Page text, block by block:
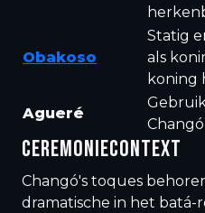
Obakoso
Statig
als
koning
Agueré
CEREMONIECONTEXT
Changó's toques
dramatische in het batá-